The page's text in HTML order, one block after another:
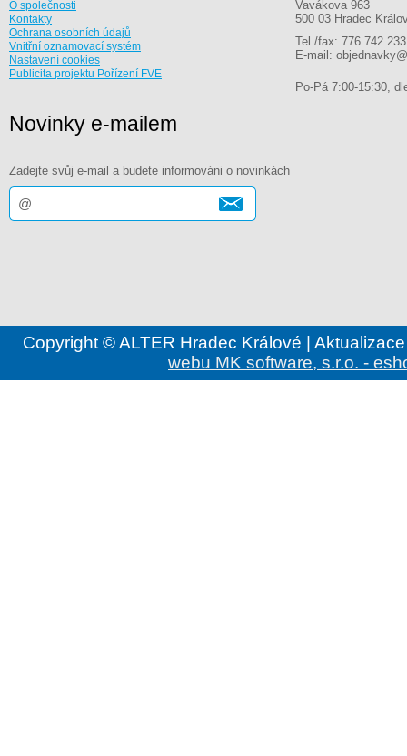
O společnosti
Kontakty
Ochrana osobních údajů
Vnitřní oznamovací systém
Nastavení cookies
Publicita projektu Pořízení FVE
Vavákova 963
500 03 Hradec
Tel./fax: 776 742 233
E-mail:
Po-Pá 7:00-15:30,
Novinky e-mailem
Zadejte svůj e-mail a budete informováni o novinkách
Copyright © ALTER Hradec Králové |
webu MK software, s.r.o. -